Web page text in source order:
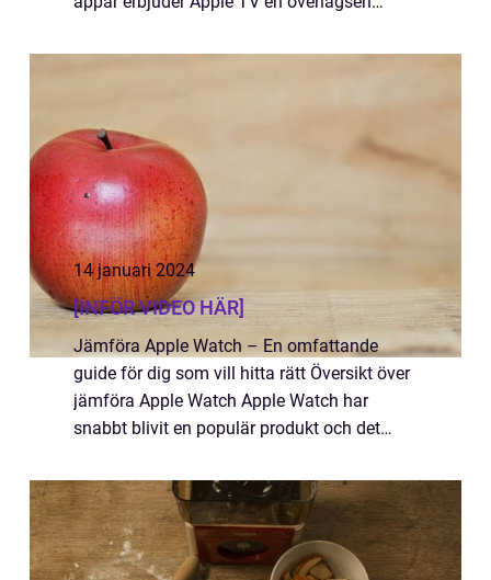
av filmer, TV-program, spel och mycket
14 januari 2024
[INFÖR VIDEO HÄR]
Jämföra Apple Watch – En omfattande
guide för dig som vill hitta rätt Översikt över
jämföra Apple Watch Apple Watch har
snabbt blivit en populär produkt och det
variationer att välja mellan. I denna artikel
kom...